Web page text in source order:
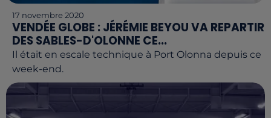
17 novembre 2020
VENDÉE GLOBE : JÉRÉMIE BEYOU VA REPARTIR
DES SABLES-D'OLONNE CE...
Il était en escale technique à Port Olonna depuis ce
week-end.